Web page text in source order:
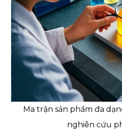
Ma trận sản phẩm đa
nghiên cứu